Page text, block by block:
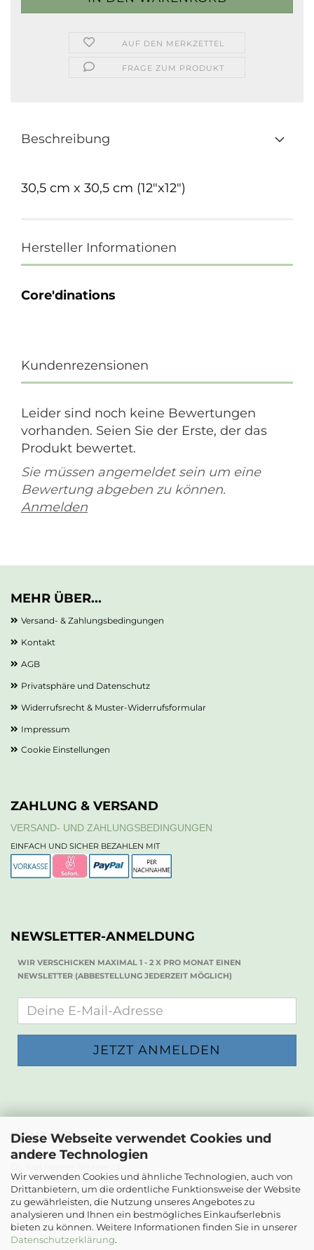
Diese Webseite verwendet Cookies und
andere Technologien
Wir verwenden Cookies und ähnliche Technologien, auch von
Drittanbietern, um die ordentliche Funktionsweise der Website
zu gewährleisten, die Nutzung unseres Angebotes zu
analysieren und Ihnen ein bestmögliches Einkaufserlebnis
bieten zu können. Weitere Informationen finden Sie in unserer
Datenschutzerklärung.
AUF DEN MERKZETTEL
FRAGE ZUM PRODUKT
Beschreibung
30,5 cm x 30,5 cm (12"x12")
Hersteller Informationen
Core'dinations
Kundenrezensionen
Leider sind noch keine Bewertungen
vorhanden. Seien Sie der Erste, der das
Produkt bewertet.
Sie müssen angemeldet sein um eine
Bewertung abgeben zu können.
Anmelden
MEHR ÜBER...
Versand- & Zahlungsbedingungen
Kontakt
AGB
Privatsphäre und Datenschutz
Widerrufsrecht & Muster-Widerrufsformular
Impressum
Cookie Einstellungen
ZAHLUNG & VERSAND
VERSAND- UND ZAHLUNGSBEDINGUNGEN
EINFACH UND SICHER BEZAHLEN MIT
NEWSLETTER-ANMELDUNG
WIR VERSCHICKEN MAXIMAL 1 - 2 X PRO MONAT EINEN
NEWSLETTER (ABBESTELLUNG JEDERZEIT MÖGLICH)
KONTAKT
Die Papierwerkstatt
2232 Deutsch-Wagram
Email: info@diepapierwerkstatt.at
Tel. +43 664 5261978
Kontaktformular